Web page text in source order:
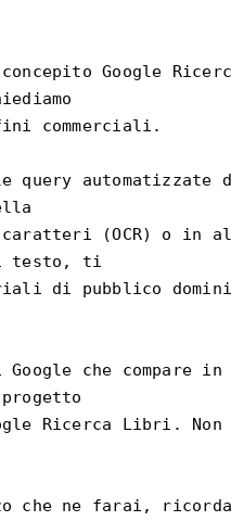
Google
commerciali.
query automatizzate
caratteri (OCR) o in
testo, ti
di pubblico
che compare in
Ricerca Libri. Non
che ne farai,